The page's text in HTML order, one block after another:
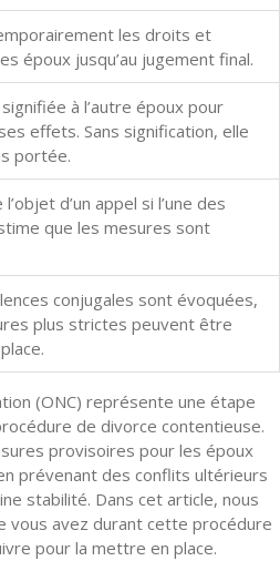
les droits et
époux jusqu’au jugement final.
à l’autre époux pour
effets. Sans signification, elle
portée.
d’un appel si l’une des
que les mesures sont
conjugales sont évoquées,
plus strictes peuvent être
(ONC) représente une étape
de divorce contentieuse.
provisoires pour les époux
prévenant des conflits ultérieurs
stabilité. Dans cet article, nous
vous avez durant cette procédure
pour la mettre en place.